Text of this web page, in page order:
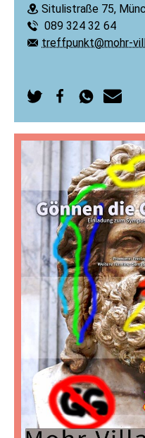
Ort:
Situlistraße 75,
Telefon:
089 324 32 64
E-Mail:
treffpunkt@mohr-
TwitterFacebookWhatsApp
senden
E-
Mail
senden